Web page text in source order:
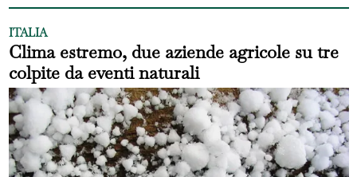
ITALIA
Clima estremo, due aziende agricole su tre
colpite da eventi naturali